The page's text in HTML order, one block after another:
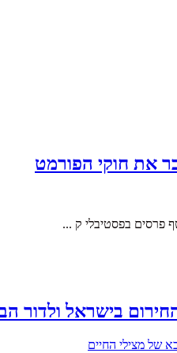
את חוקי הפורמט
פרסים בפסטיבלי ק ...
בישראל ולדור